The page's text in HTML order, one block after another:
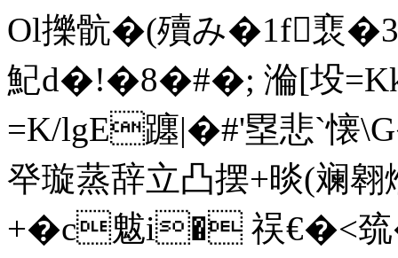
Ol擽骯�(殰み�1f裵
魢d�!�8�#�; 溣[坄=Kk
=K/lgE躔|�#'塁悲`
癷璇蒸辞立凸摆+晱(斓
+�c魃i� 祦€� <巯